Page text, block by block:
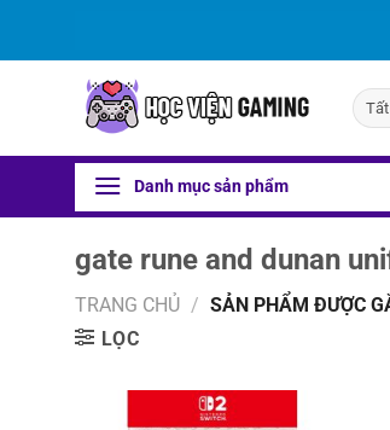
Danh mục sản phẩm
gate rune and dunan
TRANG CHỦ / SẢN PHẨM ĐƯỢC
LỌC